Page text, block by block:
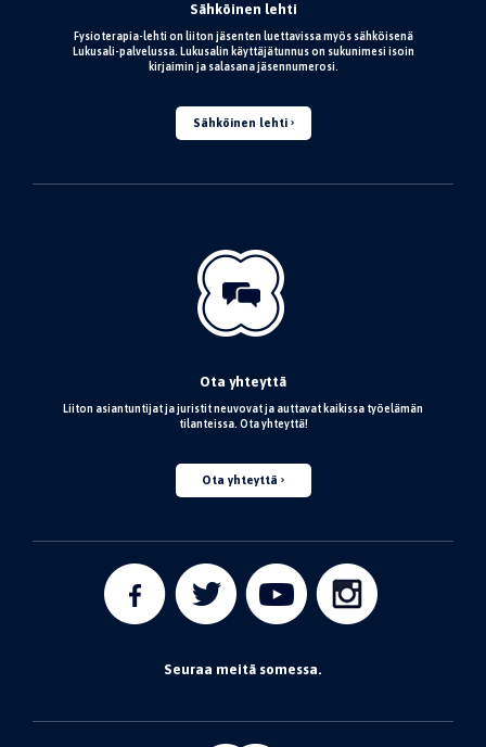
Sähköinen lehti
Fysioterapia-lehti on liiton jäsenten luettavissa myös sähköisenä
Lukusali-palvelussa. Lukusalin käyttäjätunnus on sukunimesi isoin
kirjaimin ja salasana jäsennumerosi.
Sähköinen lehti
Ota yhteyttä
Liiton asiantuntijat ja juristit neuvovat ja auttavat kaikissa työelämän
tilanteissa. Ota yhteyttä!
Ota yhteyttä
Seuraa meitä somessa.